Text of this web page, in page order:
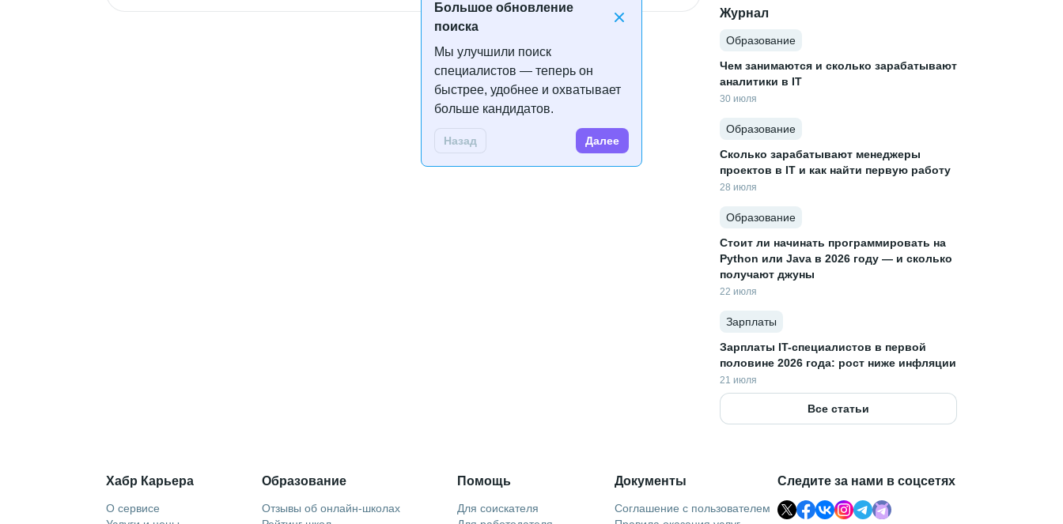
Большое обновление
поиска
Мы улучшили поиск
специалистов — теперь он
быстрее, удобнее и охватывает
больше кандидатов.
Назад Далее
Журнал
Образование
Чем занимаются и сколько зарабатывают
аналитики в IT
30 июля
Образование
Сколько зарабатывают менеджеры
проектов в IT и как найти первую работу
28 июля
Образование
Стоит ли начинать программировать на
Python или Java в 2026 году — и сколько
получают джуны
22 июля
Зарплаты
Зарплаты IT-специалистов в первой
половине 2026 года: рост ниже инфляции
21 июля
Все статьи
Хабр Карьера
О сервисе
Образование
Отзывы об онлайн-школах
Помощь
Для соискателя
Документы
Соглашение с пользователем
Следите за нами в соцсетях